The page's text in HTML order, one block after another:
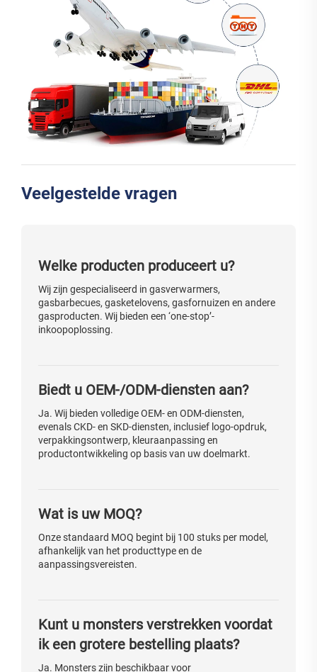
Veelgestelde vragen
Welke producten produceert u?
Wij zijn gespecialiseerd in gasverwarmers,
gasbarbecues, gasketelovens, gasfornuizen en andere
gasproducten. Wij bieden een ‘one-stop’-
inkoopoplossing.
Biedt u OEM-/ODM-diensten aan?
Ja. Wij bieden volledige OEM- en ODM-diensten,
evenals CKD- en SKD-diensten, inclusief logo-opdruk,
verpakkingsontwerp, kleuraanpassing en
productontwikkeling op basis van uw doelmarkt.
Wat is uw MOQ?
Onze standaard MOQ begint bij 100 stuks per model,
afhankelijk van het producttype en de
aanpassingsvereisten.
Kunt u monsters verstrekken voordat
ik een grotere bestelling plaats?
Ja. Monsters zijn beschikbaar voor